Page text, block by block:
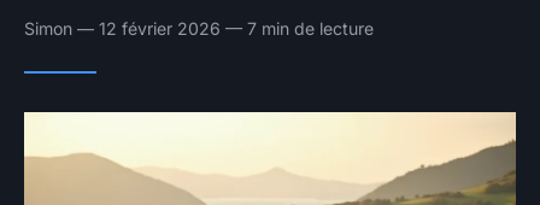
Simon — 12 février 2026 — 7 min de lecture